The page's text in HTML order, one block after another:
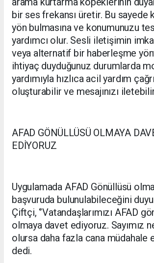
bir ses frekansı üretir. Bu sayede
yön bulmasına ve konumunuzu
yardımcı olur. Sesli iletişimin
veya alternatif bir haberleşme
ihtiyaç duyduğunuz durumlarda
yardımıyla hızlıca acil yardım
oluşturabilir ve mesajınızı
AFAD GÖNÜLLÜSÜ OLMAYA
EDİYORUZ
Uygulamada AFAD Gönüllüsü
başvuruda bulunulabileceğini
Çiftçi, ‘’Vatandaşlarımızı AFAD
olmaya davet ediyoruz. Sayımız
olursa daha fazla cana müdahale
dedi.